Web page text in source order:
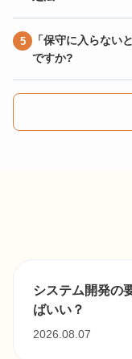
「保守に入らない
ですか?
システム開発の
ばいい？
2026.08.07